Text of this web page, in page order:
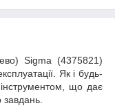
Sigma (4375821)
Як і будь-
що дає